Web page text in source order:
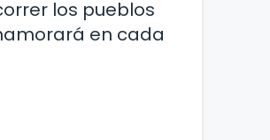
los pueblos
en cada